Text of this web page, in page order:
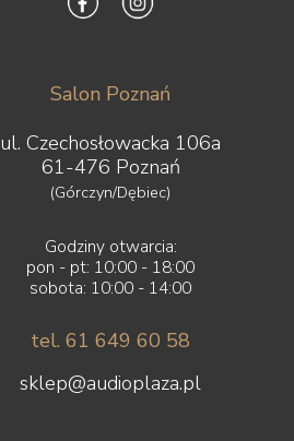
Salon Poznań
ul. Czechosłowacka 106a
61-476 Poznań
(Górczyn/Dębiec)
Godziny otwarcia:
pon - pt: 10:00 - 18:00
sobota: 10:00 - 14:00
tel. 61 649 60 58
sklep@audioplaza.pl